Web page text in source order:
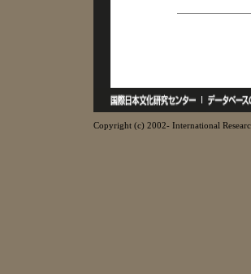
Copyright (c) 2002- International